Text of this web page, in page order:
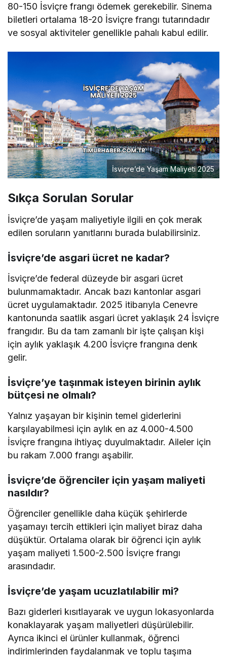
80-150 İsviçre frangı ödemek gerekebilir. Sinema
biletleri ortalama 18-20 İsviçre frangı tutarındadır
ve sosyal aktiviteler genellikle pahalı kabul edilir.
İsviçre’de Yaşam Maliyeti 2025
Sıkça Sorulan Sorular
İsviçre’de yaşam maliyetiyle ilgili en çok merak
edilen soruların yanıtlarını burada bulabilirsiniz.
İsviçre’de asgari ücret ne kadar?
İsviçre’de federal düzeyde bir asgari ücret
bulunmamaktadır. Ancak bazı kantonlar asgari
ücret uygulamaktadır. 2025 itibarıyla Cenevre
kantonunda saatlik asgari ücret yaklaşık 24 İsviçre
frangıdır. Bu da tam zamanlı bir işte çalışan kişi
için aylık yaklaşık 4.200 İsviçre frangına denk
gelir.
İsviçre’ye taşınmak isteyen birinin aylık
bütçesi ne olmalı?
Yalnız yaşayan bir kişinin temel giderlerini
karşılayabilmesi için aylık en az 4.000-4.500
İsviçre frangına ihtiyaç duyulmaktadır. Aileler için
bu rakam 7.000 frangı aşabilir.
İsviçre’de öğrenciler için yaşam maliyeti
nasıldır?
Öğrenciler genellikle daha küçük şehirlerde
yaşamayı tercih ettikleri için maliyet biraz daha
düşüktür. Ortalama olarak bir öğrenci için aylık
yaşam maliyeti 1.500-2.500 İsviçre frangı
arasındadır.
İsviçre’de yaşam ucuzlatılabilir mi?
Bazı giderleri kısıtlayarak ve uygun lokasyonlarda
konaklayarak yaşam maliyetleri düşürülebilir.
Ayrıca ikinci el ürünler kullanmak, öğrenci
indirimlerinden faydalanmak ve toplu taşıma